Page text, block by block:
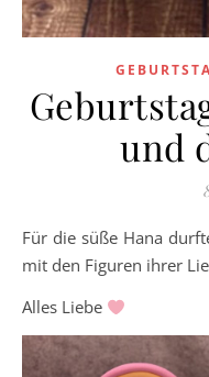
und
Für die süße Hana durfte ich zum 4. Geburtstag eine Torte
mit den Figuren ihrer
Alles Liebe